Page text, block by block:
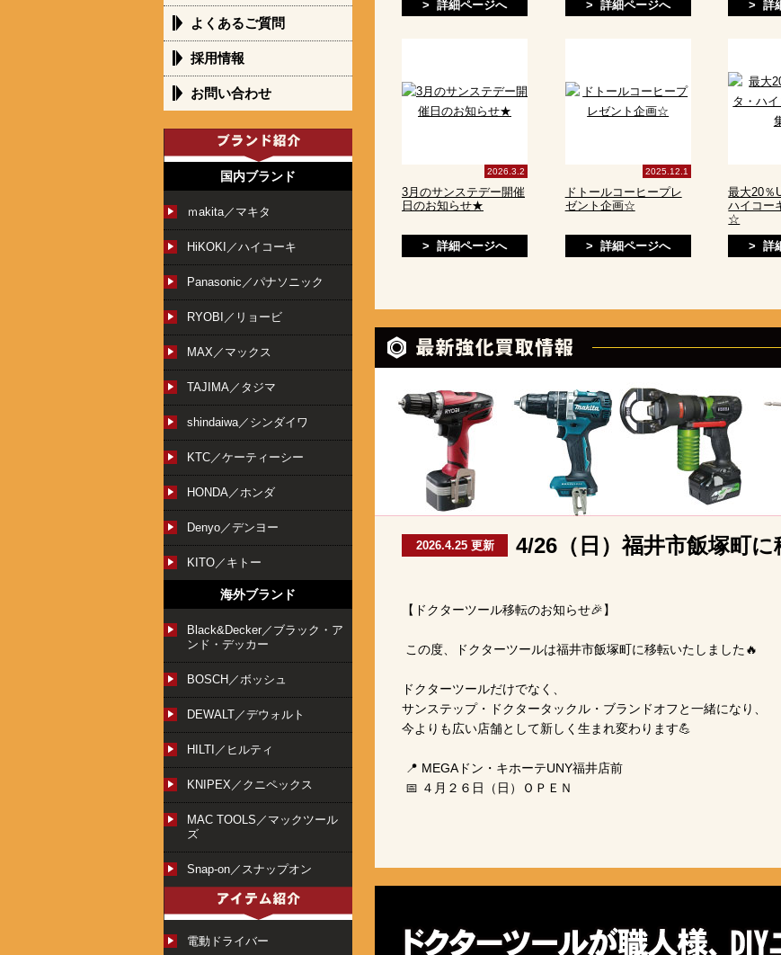
> 詳細ページへ > 詳細ページへ > 詳
2026.3.2
3月のサンステデー開催
日のお知らせ★
> 詳細ページへ
2025.12.1
ドトールコーヒープレ
ゼント企画☆
> 詳細ページへ
最大20％
ハイコー
☆
> 詳
2026.4.25 更新 4/26（日）福井市飯塚町に
【ドクターツール移転のお知らせ🎉】
この度、ドクターツールは福井市飯塚町に移転いたしました🔥
ドクターツールだけでなく、
サンステップ・ドクタータックル・ブランドオフと一緒になり、
今よりも広い店舗として新しく生まれ変わります💪
📍 MEGAドン・キホーテUNY福井店前
📅 ４月２６日（日）ＯＰＥＮ
工具だけでなく、古着やアウトドア用品、バイク用品まで
皆様のご来店をお待ちしております！
よくあるご質問
採用情報
お問い合わせ
国内ブランド
ｍakita／マキタ
HiKOKI／ハイコーキ
Panasonic／パナソニック
RYOBI／リョービ
MAX／マックス
TAJIMA／タジマ
shindaiwa／シンダイワ
KTC／ケーティーシー
HONDA／ホンダ
Denyo／デンヨー
KITO／キトー
海外ブランド
Black&Decker／ブラック・ア
ンド・デッカー
BOSCH／ボッシュ
DEWALT／デウォルト
HILTI／ヒルティ
KNIPEX／クニペックス
MAC TOOLS／マックツール
ズ
Snap-on／スナップオン
電動ドライバー